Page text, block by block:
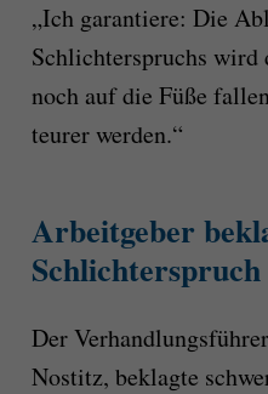
„Ich garantiere: Die
Schlichterspruchs wird
noch auf die Füße
teurer werden.“
Arbeitgeber
Schlichterspruch
Der
Nostitz, beklagte